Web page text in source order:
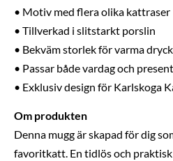
• Motiv med flera olika kattraser
• Tillverkad i slitstarkt porslin
• Bekväm storlek för varma
• Passar både vardag och present
• Exklusiv design för Karlskoga
Om produkten
Denna mugg är skapad för dig
favoritkatt. En tidlös och